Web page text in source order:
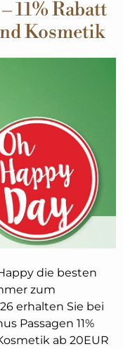
11% Rabatt
Kosmetik
die besten
zum
erhalten Sie bei
Passagen 11%
ab 20EUR